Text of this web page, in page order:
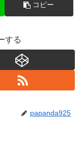
コピー
する
papanda925